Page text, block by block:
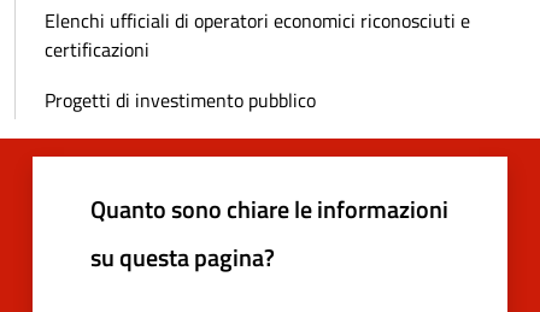
Elenchi ufficiali di operatori economici riconosciuti e
certificazioni
Progetti di investimento pubblico
Quanto sono chiare le informazioni
su questa pagina?